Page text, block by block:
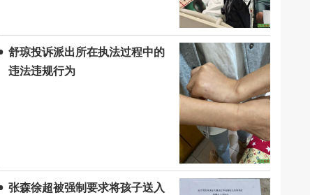
舒琼投诉派出所在执法过程中的
违法违规行为
张森徐超被强制要求将孩子送入